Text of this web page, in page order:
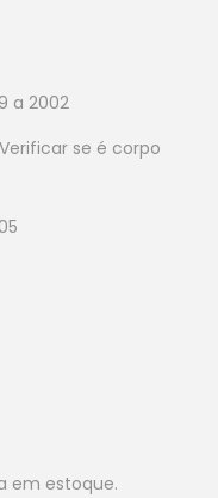
a 2002
se é corpo
em estoque.